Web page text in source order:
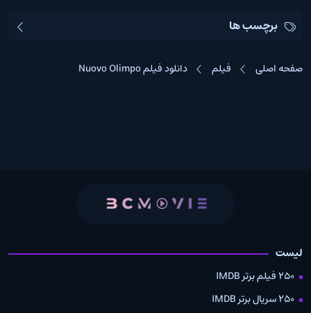
برچسب ها
صفحه اصلی فیلم دانلود فیلم Nuovo Olimpo
لیست
250 فیلم برتر IMDB
250 سریال برتر IMDB